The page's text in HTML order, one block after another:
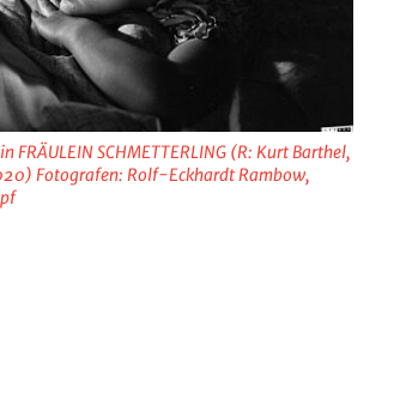
FRÄULEIN SCHMETTERLING (R: Kurt Barthel,
Fotografen: Rolf-Eckhardt Rambow,